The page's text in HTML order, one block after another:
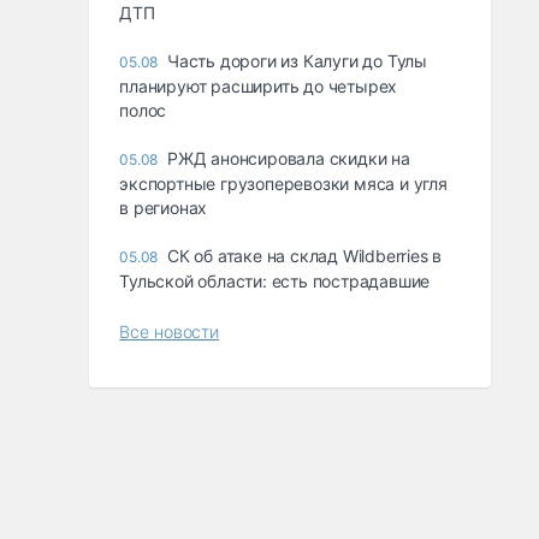
ДТП
05.08 Часть дороги из Калуги до Тулы
планируют расширить до четырех
полос
05.08 РЖД анонсировала скидки на
экспортные грузоперевозки мяса и угля
в регионах
05.08 СК об атаке на склад Wildberries в
Тульской области: есть пострадавшие
Все новости